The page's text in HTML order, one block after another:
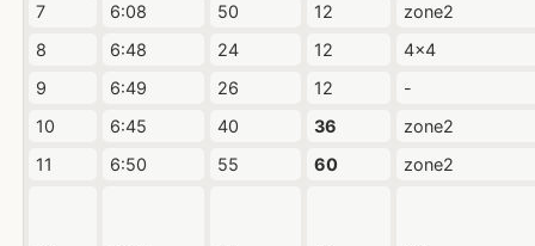
7
6:08 50 12
zone2
8
6:48 24 12
4x4
9
6:49 26 12
-
10
6:45 40 36
zone2
11
6:50 55 60 zone2